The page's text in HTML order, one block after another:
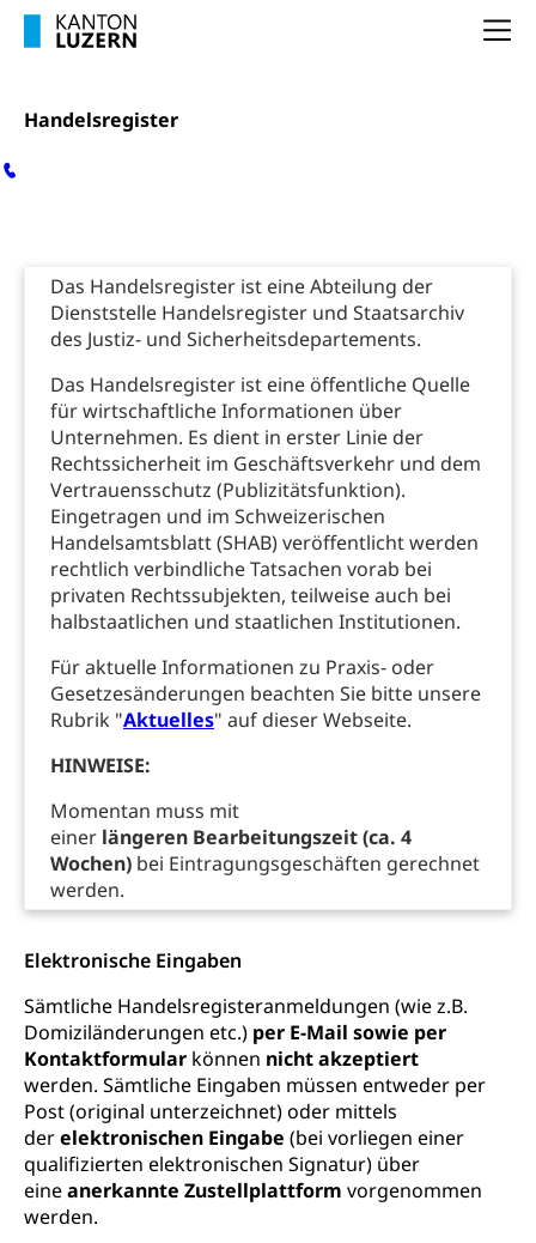
Handelsregister
Handelsregister
Das Handelsregister ist eine Abteilung der
Dienststelle Handelsregister und Staatsarchiv
des Justiz- und Sicherheitsdepartements.
Das Handelsregister ist eine öffentliche Quelle
für wirtschaftliche Informationen über
Unternehmen. Es dient in erster Linie der
Rechtssicherheit im Geschäftsverkehr und dem
Vertrauensschutz (Publizitätsfunktion).
Eingetragen und im Schweizerischen
Handelsamtsblatt (SHAB) veröffentlicht werden
rechtlich verbindliche Tatsachen vorab bei
privaten Rechtssubjekten, teilweise auch bei
halbstaatlichen und staatlichen Institutionen.
Für aktuelle Informationen zu Praxis- oder
Gesetzesänderungen beachten Sie bitte unsere
Rubrik "Aktuelles" auf dieser Webseite.
HINWEISE:
Momentan muss mit
einer längeren Bearbeitungszeit (ca. 4
Wochen) bei Eintragungsgeschäften gerechnet
werden.
Elektronische Eingaben
Sämtliche Handelsregisteranmeldungen (wie z.B.
Domiziländerungen etc.) per E-Mail sowie per
Kontaktformular können nicht akzeptiert
werden. Sämtliche Eingaben müssen entweder per
Post (original unterzeichnet) oder mittels
derelektronischen Eingabe (bei vorliegen einer
qualifizierten elektronischen Signatur) über
eineanerkannte Zustellplattform vorgenommen
werden.
Fachstelle Hochschulbildung
Vorschule
Kindertagesstätte, Spielgruppe, Tagesmutter,
Freiwilliges Kindergarten Jahr
Kindergarten & Basisstufe
Frühe Förderung
Konsumentenschutz
Konsumentenrechte, Produktsicherheit,
Konsumentenorganisation, parallele Einfuhr,
regionale Erschöpfung, nationale Erschöpfung,
internationale Erschöpfung, Preisabsprache, Kartell,
Cassis-deDijon-Prinzip
Lebensmittelkontrolle und
Verbraucherschutz
Krankenversicherung
Unfallversicherung, Berufsunfallversicherung,
Krankheit, Unfall, Prämienverbilligung,
Krankenkasse
Prämienverbilligung (WAS Luzern)
Obligatorische Krankenversicherung (WAS
sichere Lebensmittel, Lebensmittelkontrolle,
Lebensmittelhygiene, Produktesicherheit
Prävention
Suchtprävention, Alkoholprävention,
Tabakprävention, Primärprävention,
Sekundärprävention, Tertiärprävention
Darmkrebsvorsorge
Kantonales Tabakpräventionsprogramm
Gesundheitsförderung
Prävention (Polizei)
Suchtprävention
Gesundheitsversorgung
Soziale Sicherheit
Sozialversicherungen, Sozialpolitik,
Arbeitslosenversicherung,
Mutterschaftsversicherung, Krankenversicherung,
Unfallversicherung, Invalidenversicherung,
Sozialhilfe
Kranken- und Unfallversicherung
(gruezi.lu.ch)
Krankenversicherung (WAS Luzern)
Existenzsicherung - Sozialhilfe
Sucht und Drogen
Drogenabhängigkeit, Drogensucht,
Medikamentenabhängigkeit,
Arzneimittelabhängigkeit, Suchtkrankheit,
Drogenabhängige, Drogensüchtige,
Betäubungsmittel, Suchtmittel, Psychopharmaka